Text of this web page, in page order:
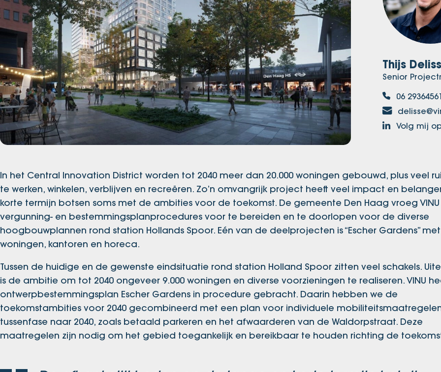
Thijs
Senior
06 29364561
Volg mij
In het Central Innovation District worden tot 2040 meer dan 20.000 woningen gebouwd, plus veel
te werken, winkelen, verblijven en recreëren. Zo’n omvangrijk project heeft veel impact en
korte termijn botsen soms met de ambities voor de toekomst. De gemeente Den Haag vroeg
vergunning- en bestemmingsplanprocedures voor te bereiden en te doorlopen voor de diverse
hoogbouwplannen rond station Hollands Spoor. Eén van de deelprojecten is “Escher Gardens” met
woningen, kantoren en horeca.
Tussen de huidige en de gewenste eindsituatie rond station Holland Spoor zitten veel schakels.
is de ambitie om tot 2040 ongeveer 9.000 woningen en diverse voorzieningen te realiseren. VINU
ontwerpbestemmingsplan Escher Gardens in procedure gebracht. Daarin hebben we de
toekomstambities voor 2040 gecombineerd met een plan voor individuele
tussenfase naar 2040, zoals betaald parkeren en het afwaarderen van de Waldorpstraat. Deze
maatregelen zijn nodig om het gebied toegankelijk en bereikbaar te houden richting de